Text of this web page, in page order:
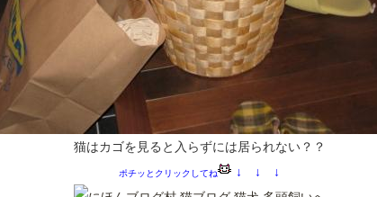
猫はカゴを見ると入らずには居られない？？
ポチッとクリックしてね ↓ ↓ ↓